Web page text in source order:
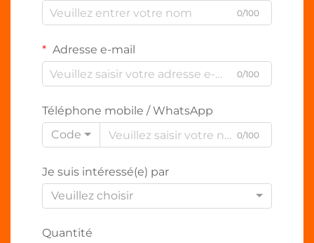
0/100
Adresse e-mail
0/100
Téléphone mobile / WhatsApp
Code
0/100
Je suis intéressé(e) par
Veuillez choisir
Quantité